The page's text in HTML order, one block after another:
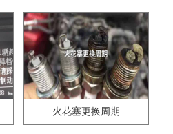
火花塞更换周期